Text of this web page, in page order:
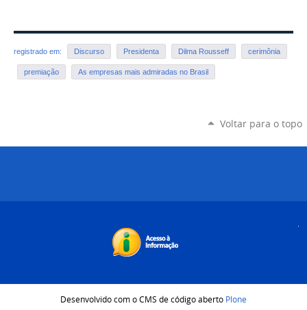
registrado em: Discurso Presidenta Dilma Rousseff cerimônia
premiação As empresas mais admiradas no Brasil
Voltar para o topo
Desenvolvido com o CMS de código aberto Plone